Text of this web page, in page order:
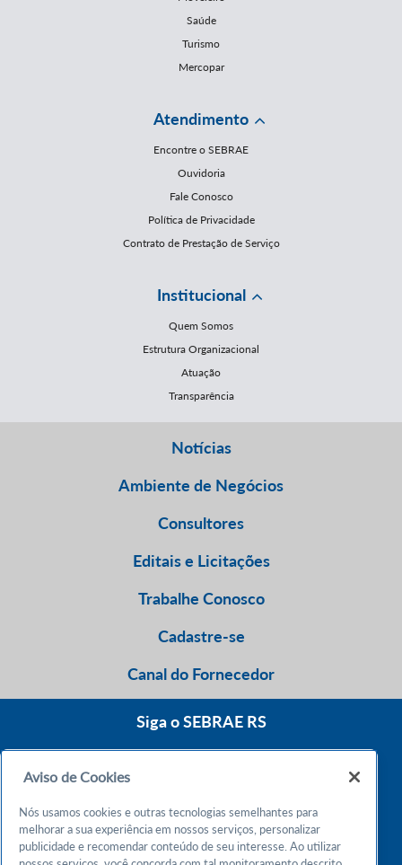
Saúde
Turismo
Mercopar
Atendimento
Encontre o SEBRAE
Ouvidoria
Fale Conosco
Política de Privacidade
Contrato de Prestação de Serviço
Institucional
Quem Somos
Estrutura Organizacional
Atuação
Transparência
Notícias
Ambiente de Negócios
Consultores
Editais e Licitações
Trabalhe Conosco
Cadastre-se
Canal do Fornecedor
Siga o SEBRAE RS
Atendimento 24h
Aviso de Cookies
Nós usamos cookies e outras tecnologias semelhantes para
melhorar a sua experiência em nossos serviços, personalizar
publicidade e recomendar conteúdo de seu interesse. Ao utilizar